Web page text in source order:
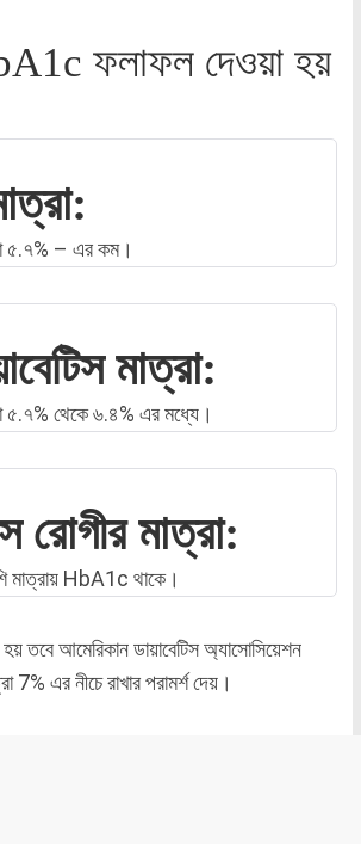
ফলাফল দেওয়া হয়
৫.৭% – এর কম।
মাত্রা:
থেকে ৬.৪% এর মধ্যে।
রোগীর মাত্রা:
মাত্রায় HbA1c থাকে।
তবে আমেরিকান ডায়াবেটিস অ্যাসোসিয়েশন
এর নীচে রাখার পরামর্শ দেয়।